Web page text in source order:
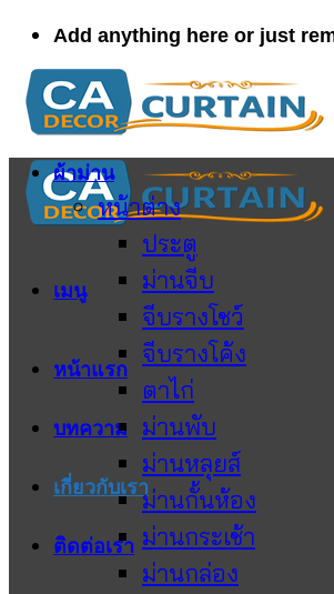
ข้าม
ยัง
เนื้อหา
Add anything here or just
เมนู
หน้าแรก
บทความ
เกี่ยวกับเรา
ติดต่อเรา
ผ้าม่าน
หน้าต่าง
ประตู
ม่านจีบ
จีบรางโชว์
จีบรางโค้ง
ตาไก่
ม่านพับ
ม่านหลุยส์
ม่านกั้นห้อง
ม่านกระเช้า
ม่านกล่อง